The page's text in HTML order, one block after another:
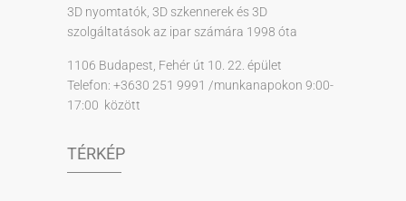
3D nyomtatók, 3D szkennerek és 3D
szolgáltatások az ipar számára 1998 óta
1106 Budapest, Fehér út 10. 22. épület
Telefon: +3630 251 9991 /munkanapokon 9:00-
17:00 között
TÉRKÉP